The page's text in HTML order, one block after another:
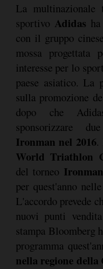
La multinazionale
sportivo Adidas
con il gruppo cinese
mossa progettata
interesse per lo
paese asiatico. La
sulla promozione
dopo che
sponsorizzare
Ironman nel 2016.
World Triathlon
del torneo Ironman
per quest'anno
L'accordo prevede
nuovi punti
stampa Bloomberg
programma
nella regione